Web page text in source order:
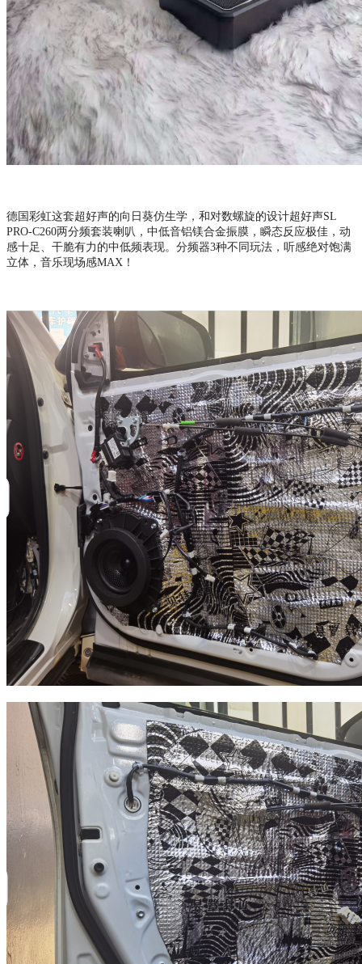
德国彩虹这套超好声的向日葵仿生学，和对数螺旋的设计超好声SL
PRO-C260两分频套装喇叭 ， 中低音铝镁合金振膜，瞬态反应极佳，动
感十足、干脆有力的中低频表现。 分频器3种不同玩法，听感绝对饱满
立体，音乐现场感MAX ！